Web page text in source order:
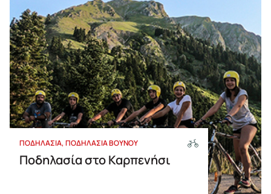
ΠΟΔΗΛΑΣΙΑ ΠΟΔΗΛΑΣΙΑ ΒΟΥΝΟΥ
Ποδηλασία στο Καρπενήσι